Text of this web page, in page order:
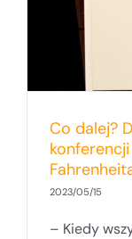
Co dalej?
2023/05/15
– Kiedy